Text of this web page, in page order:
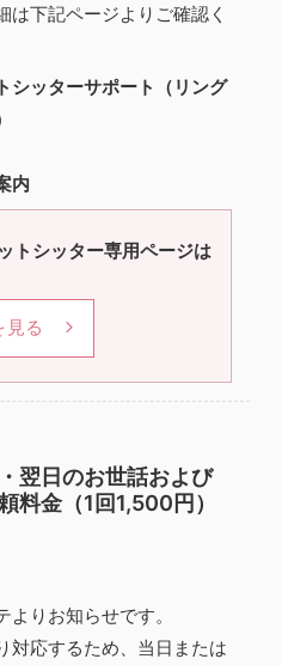
は下記ページよりご確認く
シッターサポート（リング
内
トシッター専用ページは
る
翌日のお世話および
料金（1回1,500円）
りお知らせです。
対応するため、当日または